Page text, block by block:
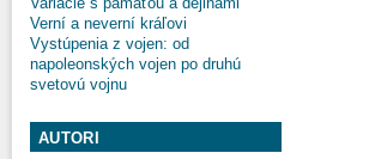
Verní a neverní kráľovi
Vystúpenia z vojen: od
napoleonských vojen po druhú
svetovú vojnu
AUTORI